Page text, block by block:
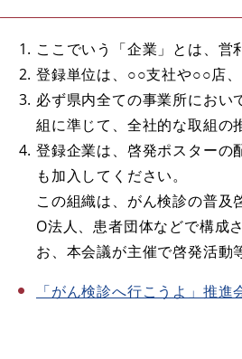
ここでいう「企業」とは、
登録単位は、○○支社や○○店
必ず県内全ての事業所におい
組に準じて、全社的な取組の
登録企業は、啓発ポスターの
も加入してください。
この組織は、がん検診の普
O法人、患者団体などで構成
お、本会議が主催で啓発活動
「がん検診へ行こうよ」推